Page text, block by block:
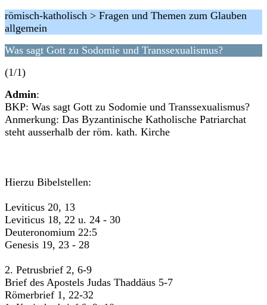
römisch-katholisch > Fragen und Themen zum Glauben
allgemein
Was sagt Gott zu Sodomie und Transsexualismus?
(1/1)
Admin:
BKP: Was sagt Gott zu Sodomie und Transsexualismus?
Anmerkung: Das Byzantinische Katholische Patriarchat
steht ausserhalb der röm. kath. Kirche
Hierzu Bibelstellen:
Leviticus 20, 13
Leviticus 18, 22 u. 24 - 30
Deuteronomium 22:5
Genesis 19, 23 - 28
2. Petrusbrief 2, 6-9
Brief des Apostels Judas Thaddäus 5-7
Römerbrief 1, 22-32